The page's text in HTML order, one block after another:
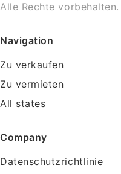
Alle Rechte vorbehalten.
Navigation
Zu verkaufen
Zu vermieten
All states
Company
Datenschutzrichtlinie